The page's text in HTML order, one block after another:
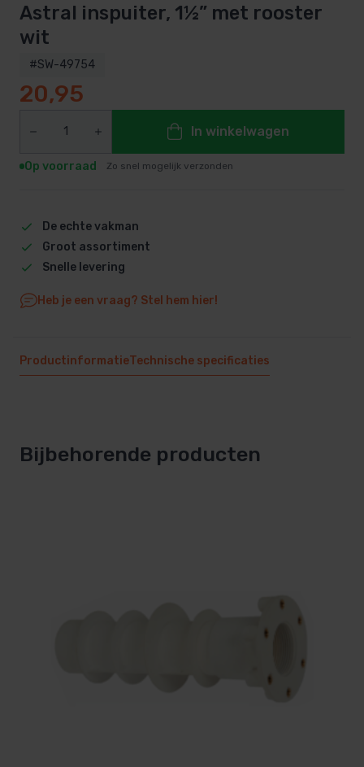
Astral inspuiter, 1½” met rooster
wit
#SW-49754
20,95
In winkelwagen
Op voorraad Zo snel mogelijk verzonden
De echte vakman
Groot assortiment
Snelle levering
Heb je een vraag? Stel hem hier!
ProductinformatieTechnische specificaties
Bijbehorende producten